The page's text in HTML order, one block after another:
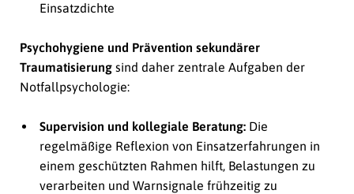
Einsatzdichte
Psychohygiene und Prävention sekundärer
Traumatisierung sind daher zentrale Aufgaben der
Notfallpsychologie:
Supervision und kollegiale Beratung: Die
regelmäßige Reflexion von Einsatzerfahrungen in
einem geschützten Rahmen hilft, Belastungen zu
verarbeiten und Warnsignale frühzeitig zu